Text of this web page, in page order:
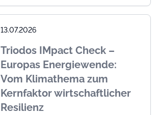
13.07.2026
Triodos IMpact Check –
Europas Energiewende:
Vom Klimathema zum
Kernfaktor wirtschaftlicher
Resilienz